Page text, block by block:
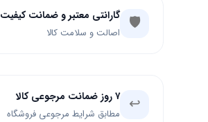
🛡️ گارانتی معتبر و ضمانت کیفیت
اصالت و سلامت کالا
↩️ ۷ روز ضمانت مرجوعی کالا
مطابق شرایط مرجوعی فروشگاه